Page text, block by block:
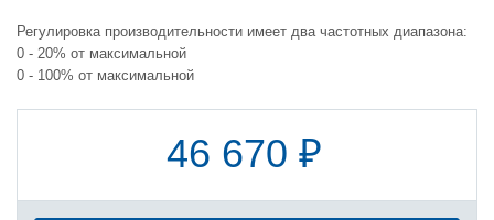
Регулировка производительности имеет два частотных диапазона:
0 - 20% от максимальной
0 - 100% от максимальной
46 670 ₽